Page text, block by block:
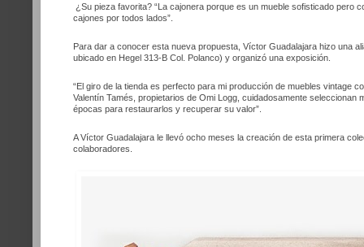
¿Su pieza favorita? “La cajonera porque es un mueble sofisticado pero
cajones por todos lados”.
Para dar a conocer esta nueva propuesta, Víctor Guadalajara hizo una
ubicado en Hegel 313-B Col. Polanco) y organizó una exposición.
“El giro de la tienda es perfecto para mi producción de muebles vintage
Valentín Tamés, propietarios de Omi Logg, cuidadosamente seleccionan
épocas para restaurarlos y recuperar su valor”.
A Víctor Guadalajara le llevó ocho meses la creación de esta primera
colaboradores.